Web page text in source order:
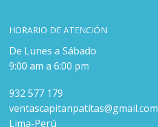
HORARIO DE ATENCIÓN
De Lunes a Sábado
9:00 am a 6:00 pm
932 577 179
ventascapitanpatitas@gmail.com
Lima-Perú